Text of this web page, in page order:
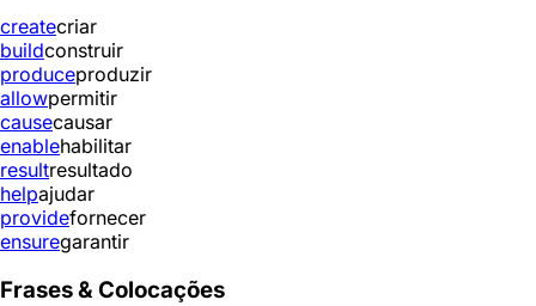
createcriar
buildconstruir
produceproduzir
allowpermitir
causecausar
enablehabilitar
resultresultado
helpajudar
providefornecer
ensuregarantir
Frases & Colocações